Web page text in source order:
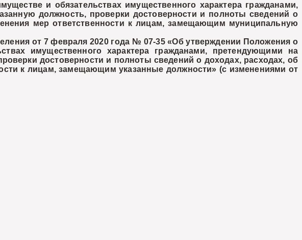
и обязательствах имущественного характера гражданами,
должность, проверки достоверности и полноты сведений о
мер ответственности к лицам, замещающим муниципальную
от 7 февраля 2020 года № 07-35 «Об утверждении Положения о
имущественного характера гражданами, претендующими на
достоверности и полноты сведений о доходах, расходах, об
к лицам, замещающим указанные должности» (с изменениями от